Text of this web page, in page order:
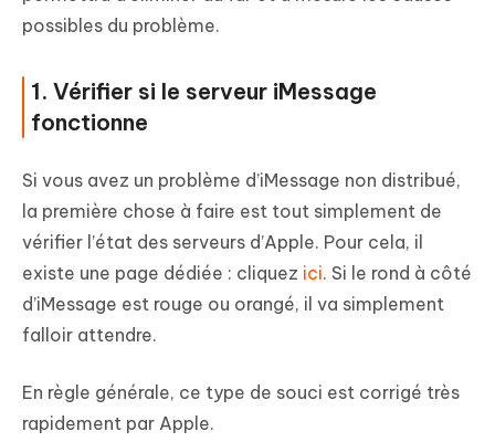
possibles du problème.
1. Vérifier si le serveur iMessage
fonctionne
Si vous avez un problème d’iMessage non distribué,
la première chose à faire est tout simplement de
vérifier l’état des serveurs d’Apple. Pour cela, il
existe une page dédiée : cliquez ici. Si le rond à côté
d’iMessage est rouge ou orangé, il va simplement
falloir attendre.
En règle générale, ce type de souci est corrigé très
rapidement par Apple.